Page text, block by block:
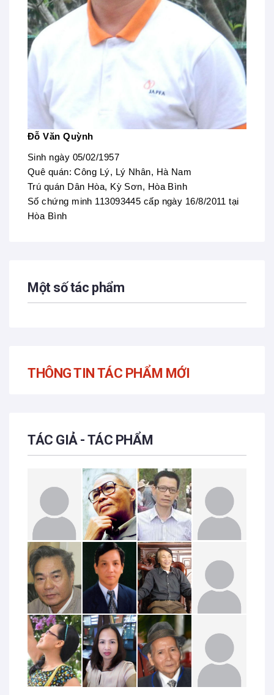
Đỗ Văn Quỳnh
Sinh ngày 05/02/1957
Quê quán: Công Lý, Lý Nhân, Hà Nam
Trú quán Dân Hòa, Kỳ Sơn, Hòa Bình
Số chứng minh 113093445 cấp ngày 16/8/2011 tại
Hòa Bình
Một số tác phẩm
THÔNG TIN TÁC PHẨM MỚI
TÁC GIẢ - TÁC PHẨM